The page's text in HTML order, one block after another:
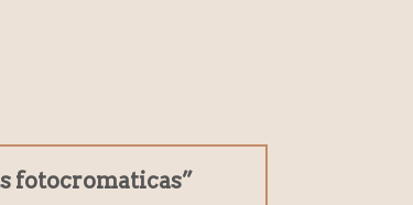
fotocromaticas”